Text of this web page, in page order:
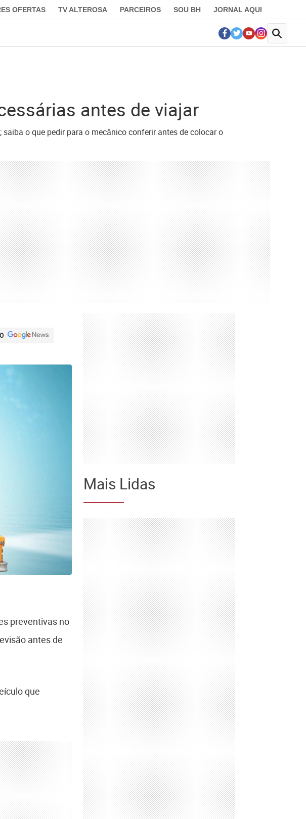
OFERTAS TV ALTEROSA PARCEIROS SOU BH JORNAL AQUI
antes de viajar
o que pedir para o mecânico conferir antes de colocar o
preventivas no
antes de
que
Mais Lidas